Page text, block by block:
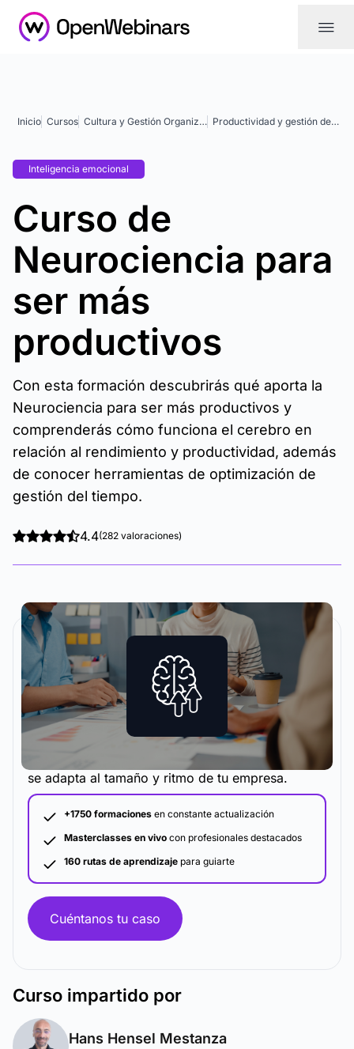
|||
Inicio Cursos Cultura y Gestión Organizacional Productividad y gestión del tiempo
Inteligencia emocional
Curso de
Neurociencia para
ser más
productivos
Con esta formación descubrirás qué aporta la
Neurociencia para ser más productivos y
comprenderás cómo funciona el cerebro en
relación al rendimiento y productividad, además
de conocer herramientas de optimización de
gestión del tiempo.
4.4(282 valoraciones)
La metodología y plataforma de formación que
se adapta al tamaño y ritmo de tu empresa.
+1750 formaciones en constante actualización
Masterclasses en vivo con profesionales destacados
160 rutas de aprendizaje para guiarte
Cuéntanos tu caso
Curso impartido por
Hans Hensel Mestanza